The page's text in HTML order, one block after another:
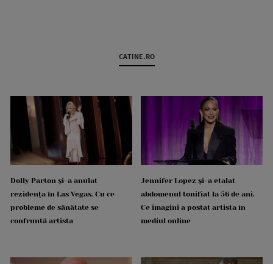
CATINE.RO
Dolly Parton și-a anulat
rezidența în Las Vegas. Cu ce
probleme de sănătate se
confruntă artista
Jennifer Lopez și-a etalat
abdomenul tonifiat la 56 de ani.
Ce imagini a postat artista în
mediul online